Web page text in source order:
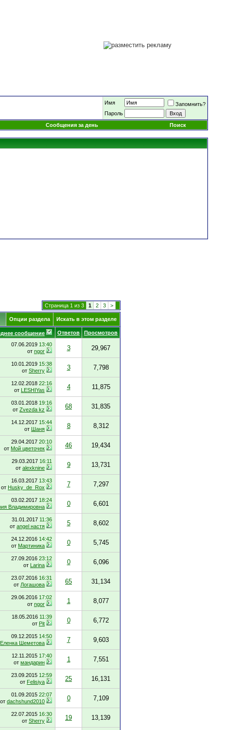
Имя
Запомнить?
Пароль
Сообщения за день Поиск
Страница 1 из 3 1 2 3 >
Опции раздела Искать в этом разделе
сообщение Ответов Просмотров
07.06.2019 13:40
от ngor 3 29,967
10.01.2019 15:38
от Sherry 3 7,798
12.02.2018 22:16
от LESHIYas 4 11,875
03.01.2018 19:16
от Zvezda kz 68 31,835
14.12.2017 15:44
от Шаня 8 8,312
29.04.2017 20:10
от Мой цветочек 46 19,434
29.03.2017 16:11
от alexknine 9 13,731
16.03.2017 13:43
от Husky_de_Rox 7 7,297
03.02.2017 18:24
Владимировна 0 6,601
31.01.2017 11:36
от angel настя 5 8,602
24.12.2016 14:42
от Мартиника 0 5,745
27.09.2016 23:12
от Larina 0 6,096
23.07.2016 16:31
от Логашова 65 31,134
29.06.2016 17:02
от ngor 1 8,077
18.05.2016 11:39
от Pit 0 6,772
09.12.2015 14:50
Еленка Шеметова 7 9,603
12.11.2015 17:40
от мандарин 1 7,551
23.09.2015 12:59
от Felisiya 25 16,131
01.09.2015 22:07
от dachshund2010 0 7,109
22.07.2015 16:30
от Sherry 19 13,139